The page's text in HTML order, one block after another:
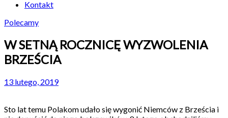
Kontakt
Polecamy
W SETNĄ ROCZNICĘ WYZWOLENIA
BRZEŚCIA
13 lutego, 2019
Sto lat temu Polakom udało się wygonić Niemców z Brześcia i